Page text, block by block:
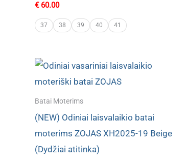
€60.00
37 38 39 40 41
Batai Moterims
(NEW) Odiniai laisvalaikio batai
moterims ZOJAS XH2025-19 Beige
(Dydžiai atitinka)